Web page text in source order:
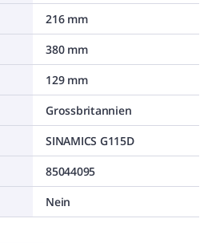
216 mm
380 mm
129 mm
Grossbritannien
SINAMICS G115D
85044095
Nein